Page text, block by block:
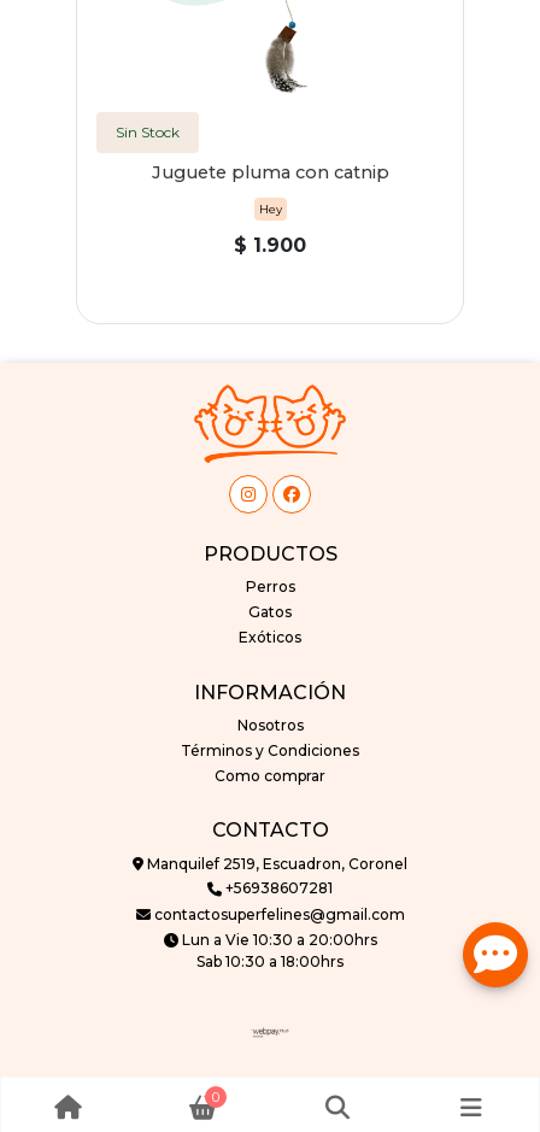
Sin Stock
Juguete pluma con catnip
Hey
$ 1.900
PRODUCTOS
Perros
Gatos
Exóticos
INFORMACIÓN
Nosotros
Términos y Condiciones
Como comprar
CONTACTO
Manquilef 2519, Escuadron, Coronel
+56938607281
contactosuperfelines@gmail.com
Lun a Vie 10:30 a 20:00hrs
Sab 10:30 a 18:00hrs
Creado por
Bsale
0